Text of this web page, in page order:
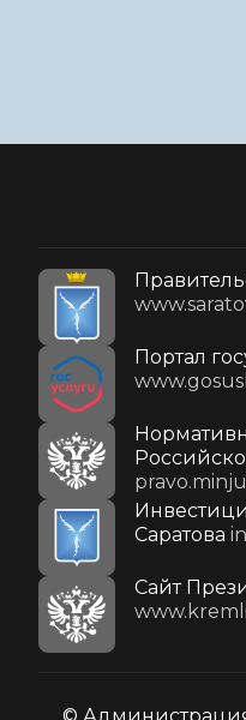
Портал
Саратова
Cайт